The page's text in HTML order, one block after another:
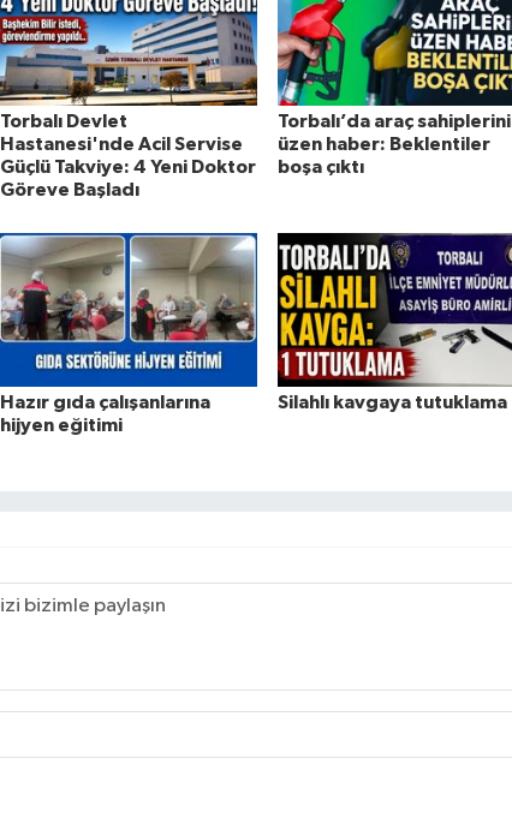
Torbalı Devlet
Hastanesi'nde Acil Servise
Güçlü Takviye: 4 Yeni Doktor
Göreve Başladı
Torbalı’da araç sahiplerini
üzen haber: Beklentiler
boşa çıktı
Hazır gıda çalışanlarına
hijyen eğitimi
Silahlı kavgaya tutuklama